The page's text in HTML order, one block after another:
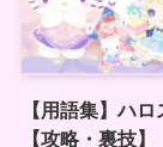
【用語集】ハ
【攻略・裏技】